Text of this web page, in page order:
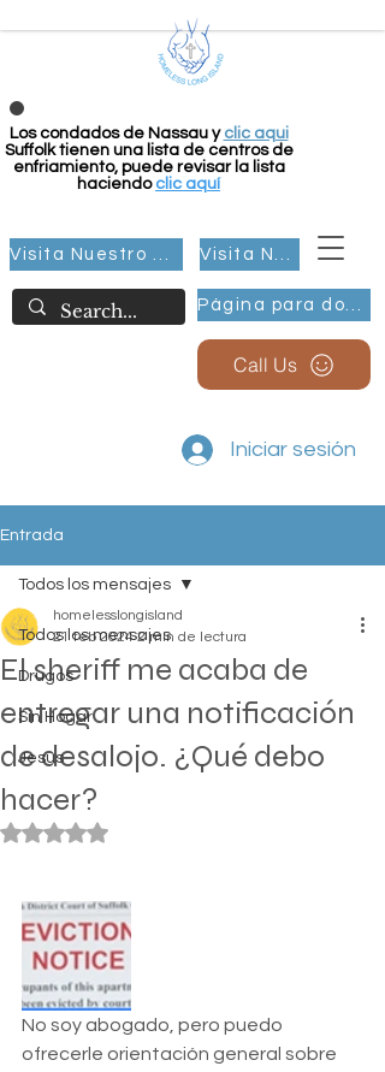
Los condados de Nassau y clic aqui
Suffolk tienen una lista de centros de
enfriamiento, puede revisar la lista
haciendo clic aquí
Página para donar
Visita Nuestro Grupo Visita Nuestro Grupo
Call Us
Iniciar sesión
Entrada
Todos los mensajes
Drugos
Sin Hogar
Jesus
Todos los mensajes
El sheriff me acaba de
entregar una notificación
de desalojo. ¿Qué debo
hacer?
homelesslongisland
21 feb 2024 2 min de lectura
Obtuvo NaN de 5 estrellas.
No soy abogado, pero puedo
ofrecerle orientación general sobre